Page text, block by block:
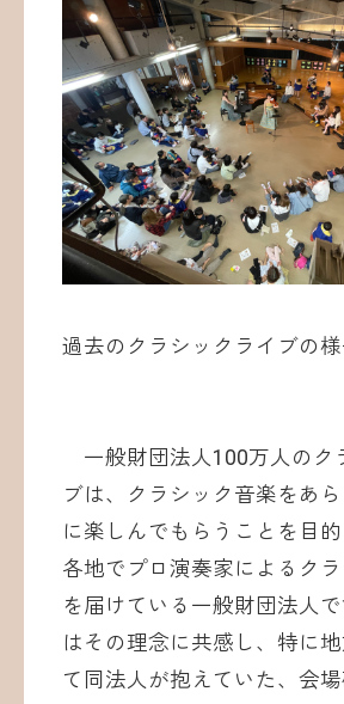
過去のクラシックライブの
一般財団法人100万人のク
ブは、クラシック音楽をあ
に楽しんでもらうことを目
各地でプロ演奏家によるク
を届けている一般財団法人
はその理念に共感し、特に
て同法人が抱えていた、会